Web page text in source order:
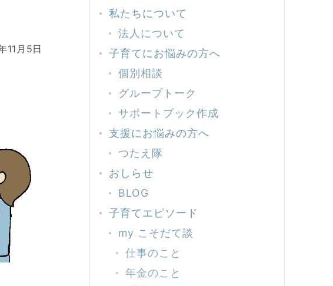
11月5日
私たちについて
法人について
子育てにお悩みの方へ
個別相談
グループトーク
サポートブック作成
支援にお悩みの方へ
つたえ隊
おしらせ
BLOG
子育てエピソード
my こそだて談
仕事のこと
年金のこと